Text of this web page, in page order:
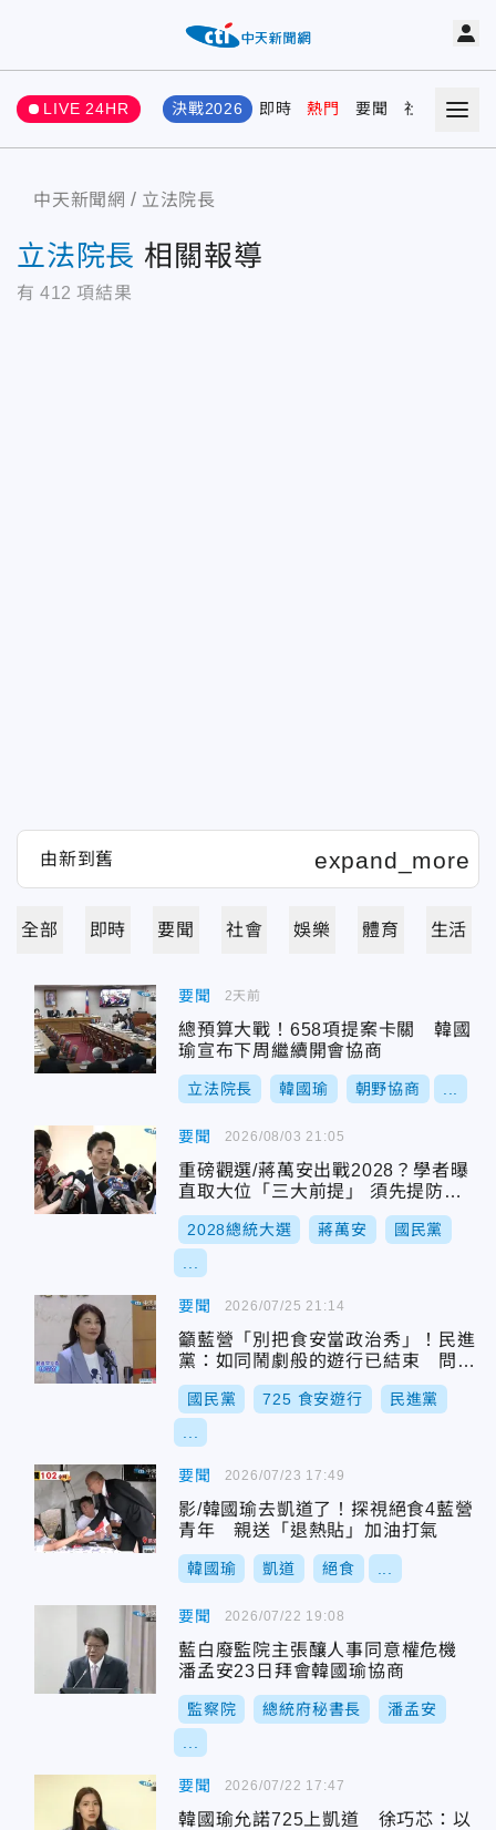
LIVE 24HR 決戰2026 即時 熱門 要聞 社會 娛樂
中天新聞網 立法院長
立法院長 相關報導
有 412 項結果
全部 即時 要聞 社會 娛樂 體育 生活
要聞
總預算大戰！658項提案卡關 韓國
瑜宣布下周繼續開會協商
立法院長 韓國瑜 朝野協商
2天前
要聞
重磅觀選/蔣萬安出戰2028？學者曝
直取大位「三大前提」 須先提防
「捧殺」危機
2028總統大選 蔣萬安 國民黨
2026/08/03 21:05
要聞
籲藍營「別把食安當政治秀」！民進
黨：如同鬧劇般的遊行已結束 問題
仍需解決
國民黨 725 食安遊行 民進黨
2026/07/25 21:14
要聞
影/韓國瑜去凱道了！探視絕食4藍營
青年 親送「退熱貼」加油打氣
韓國瑜 凱道 絕食
2026/07/23 17:49
要聞
藍白廢監院主張釀人事同意權危機
潘孟安23日拜會韓國瑜協商
監察院 總統府秘書長 潘孟安
2026/07/22 19:08
要聞
韓國瑜允諾725上凱道 徐巧芯：以
2026/07/22 17:47